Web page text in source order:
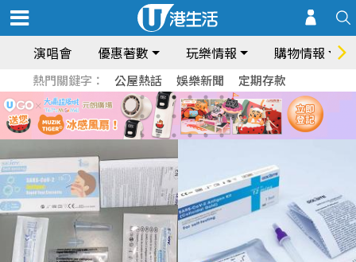
演唱會 優惠著數 玩樂情報 購物情報
熱門關鍵字： 公屋熱話 娛樂新聞 定期存款